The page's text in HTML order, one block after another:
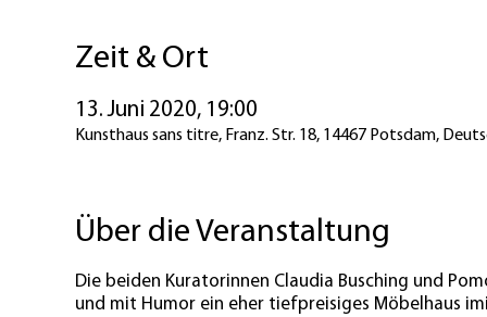
Zeit & Ort
13. Juni 2020, 19:00
Kunsthaus sans titre, Franz. Str. 18, 14467 Potsdam,
Über die Veranstaltung
Die beiden Kuratorinnen Claudia Busching und
und mit Humor ein eher tiefpreisiges Möbelhaus